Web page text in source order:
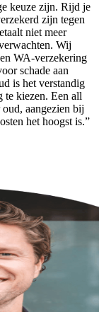
keuze zijn. Rijd je
zijn tegen
niet meer
Wij
WA-verzekering
schade aan
is het verstandig
te kiezen. Een all
aangezien bij
het hoogst is.”